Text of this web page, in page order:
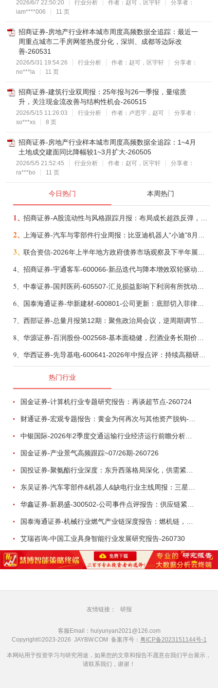
2026/6/7 22:50:20 行业分析 作者：赵可，区宇轩
分享者：
iam****006
11 页
招商证券-房地产行业样本城市周度高频数据全追踪：最近一
周重点城市二手房网签热度分化，深圳、成都等边际改
善-260531
2026/5/31 19:54:26 行业分析 作者：赵可，区宇轩
分享者：
no***la
11 页
招商证券-建筑行业双周报：25年报与26一季报，量缩质
升，关注现金流改善与结构性机会-260515
2026/5/15 11:26:03 行业分析 作者：卢思宇，赵可
分享者：
so***xs
8 页
招商证券-房地产行业样本城市周度高频数据全追踪：1~4月
土地成交建面同比降幅较1~3月扩大-260505
2026/5/5 21:52:45 行业分析 作者：赵可，区宇轩
分享者：
ra***bo
11 页
今日热门 本周热门
1、
2、
3、
4、
5、
6、 国泰海通证券-华新建材-600801-公司更新：底部切入菲律宾市场，出海进程加快-260805
7、 西部证券-总量月报第12期：聚焦政治局会议，逆周期调节加力，增量政策可期-260806
8、
9、 华西证券-先导基电-600641-2026年中报点评：持续高额研发投入，离子注入机、半导体材料加速突破-260802
热门行业
国金证券-计算机行业专题研究报告：再谈超节点-260724
中银国际-2026年2季度交通运输行业经济运行前瞻分析：地缘冲突致航运和航空景气度分化，交通基础设施板块总体呈现稳健特征-260724
国金证券-产业景气高频跟踪~07/26期-260726
艾瑞咨询-中国工业具身智能行业发展研究报告-260730
友情链接： 研报
客服Email：huiyunyan2021@126.com
Copyright©2023-2026 JAYBW.COM 备案序号： 粤ICP备2023151144号-1
本网站用于投资学习与研究用途，如果您的文章和报告不愿意在我们平台展示，
请联系我们，谢谢！